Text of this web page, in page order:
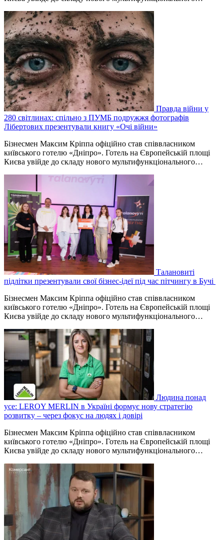
Правда війни у
280 світлинах: спільно з ПУМБ подружжя фотографів
Лібертових презентували книгу «Очі війни»
Бізнесмен Максим Кріппа офіційно став співвласником
київського готелю «Дніпро». Готель на Європейській площі
Києва увійде до складу нового мультифункціонального…
Талановиті
підлітки презентували свої бізнес-ідеї під час пітчингу в Бучі
Бізнесмен Максим Кріппа офіційно став співвласником
київського готелю «Дніпро». Готель на Європейській площі
Києва увійде до складу нового мультифункціонального…
Людина понад
усе: LEROY MERLIN в Україні формує нову стратегію
розвитку – через фокус на людях і довірі
Бізнесмен Максим Кріппа офіційно став співвласником
київського готелю «Дніпро». Готель на Європейській площі
Києва увійде до складу нового мультифункціонального…